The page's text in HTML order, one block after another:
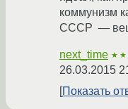
коммунизм
СССР —
next_time
26.03.2015
Показать